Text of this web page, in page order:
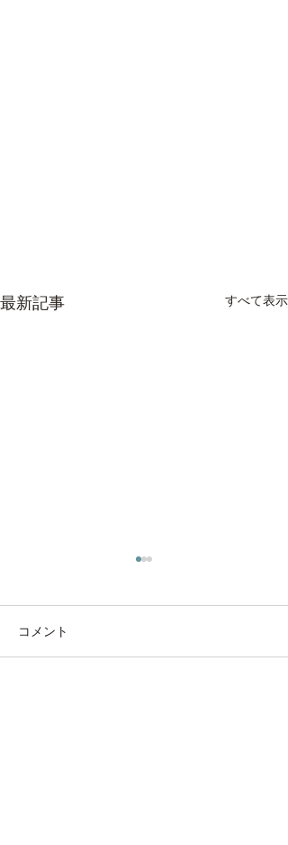
最新記事 すべて表示
コメント